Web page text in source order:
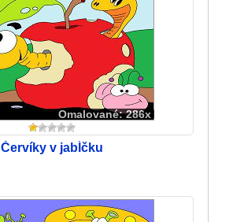
Omalované: 286x
Červíky v jabĺčku